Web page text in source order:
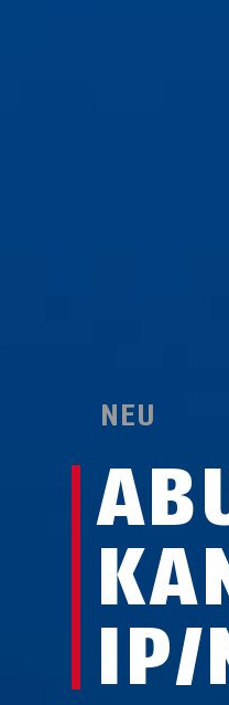
NEU
IP/